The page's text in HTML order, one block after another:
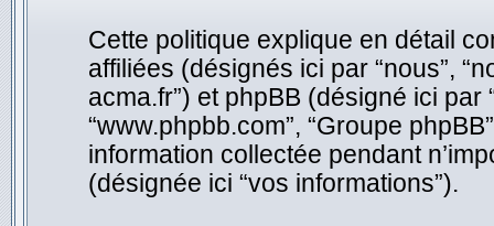
Cette politique explique en détail
affiliées (désignés ici par “nous”,
acma.fr”) et phpBB (désigné ici par
“www.phpbb.com”, “Groupe
information collectée pendant
(désignée ici “vos informations”).